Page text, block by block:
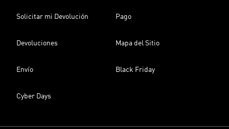
Solicitar mi Devolución Pago
Devoluciones Mapa del Sitio
Envío Black Friday
Cyber Days